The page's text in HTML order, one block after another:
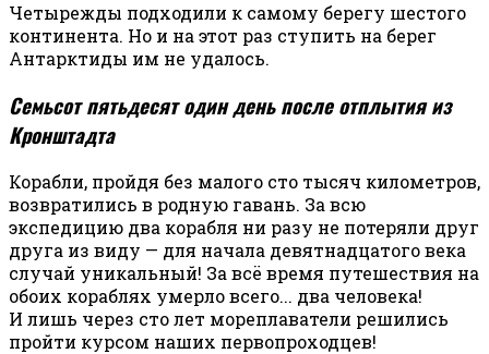
Четырежды подходили к самому берегу шестого
континента. Но и на этот раз ступить на берег
Антарктиды им не удалось.
Семьсот пятьдесят один день после отплытия из
Кронштадта
Корабли, пройдя без малого сто тысяч километров,
возвратились в родную гавань. За всю
экспедицию два корабля ни разу не потеряли друг
друга из виду — для начала девятнадцатого века
случай уникальный! За всё время путешествия на
обоих кораблях умерло всего... два человека!
И лишь через сто лет мореплаватели решились
пройти курсом наших первопроходцев!